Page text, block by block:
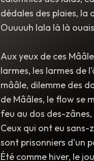
dédales des plaies, la
Ouuuuh lala là là
Aux yeux de ces
larmes, les larmes de
mââle, dilemme des
de Mââles, le flow se
feu au dos des-
Ceux qui ont eu
sont prisonniers d'un
Été comme hiver, le